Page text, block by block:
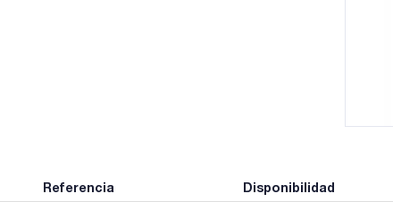
Referencia Disponibilidad